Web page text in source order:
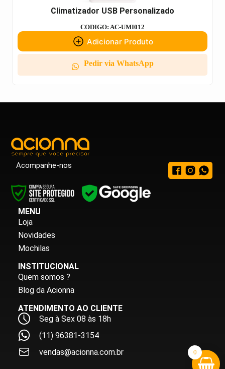
Climatizador USB Personalizado
CODIGO: AC-UMI012
Adicionar Produto
Pedir via WhatsApp
Acompanhe-nos
MENU
Loja
Novidades
Mochilas
INSTITUCIONAL
Quem somos ?
Blog da Acionna
ATENDIMENTO AO CLIENTE
Seg à Sex 08 às 18h
(11) 96381-3154
vendas@acionna.com.br
0